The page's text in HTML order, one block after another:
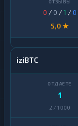
0 / 0 /1 /0
5,0 ★
iziBTC
1
2 / 1 000